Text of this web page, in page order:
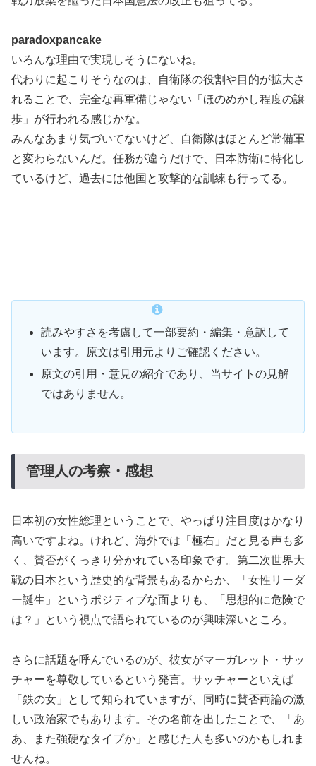
paradoxpancake
いろんな理由で実現しそうにないね。
代わりに起こりそうなのは、自衛隊の役割や目的が拡大さ
れることで、完全な再軍備じゃない「ほのめかし程度の譲
歩」が行われる感じかな。
みんなあまり気づいてないけど、自衛隊はほとんど常備軍
と変わらないんだ。任務が違うだけで、日本防衛に特化し
ているけど、過去には他国と攻撃的な訓練も行ってる。
読みやすさを考慮して一部要約・編集・意訳して
います。原文は引用元よりご確認ください。
原文の引用・意見の紹介であり、当サイトの見解
ではありません。
管理人の考察・感想
日本初の女性総理ということで、やっぱり注目度はかなり
高いですよね。けれど、海外では「極右」だと見る声も多
く、賛否がくっきり分かれている印象です。第二次世界大
戦の日本という歴史的な背景もあるからか、「女性リーダ
ー誕生」というポジティブな面よりも、「思想的に危険で
は？」という視点で語られているのが興味深いところ。
さらに話題を呼んでいるのが、彼女がマーガレット・サッ
チャーを尊敬しているという発言。サッチャーといえば
「鉄の女」として知られていますが、同時に賛否両論の激
しい政治家でもあります。その名前を出したことで、「あ
あ、また強硬なタイプか」と感じた人も多いのかもしれま
せんね。